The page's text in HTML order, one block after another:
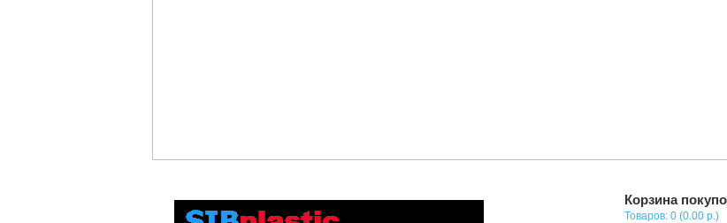
Корзина
Товаров: 0 (0.00 р.)